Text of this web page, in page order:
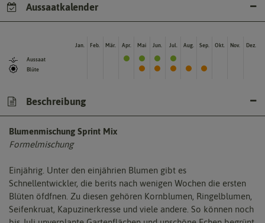
Aussaatkalender
Aussaat
Blüte
Jan. Feb. Mär. Apr. Mai Jun. Jul. Aug. Sep. Okt. Nov. Dez.
Beschreibung
Blumenmischung Sprint Mix
Formelmischung
Einjährig. Unter den einjährien Blumen gibt es
Schnellentwickler, die berits nach wenigen Wochen die ersten
Blüten öfdfnen. Zu diesen gehören Kornblumen, Ringelblumen,
Seifenkruat, Kapuzinerkresse und viele andere. So können noch